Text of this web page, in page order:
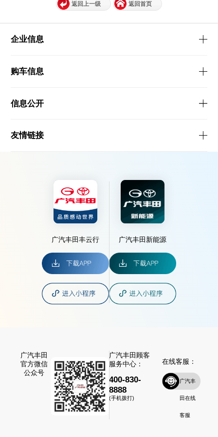
返回上一级 返回首页
企业信息
购车信息
信息公开
友情链接
广汽丰田丰云行 广汽丰田新能源
广汽丰田
官方微信
公众号
广汽丰田顾客
服务中心：
400-830-
8888
(手机拨打)
在线客服：
广汽丰
田在线
客服